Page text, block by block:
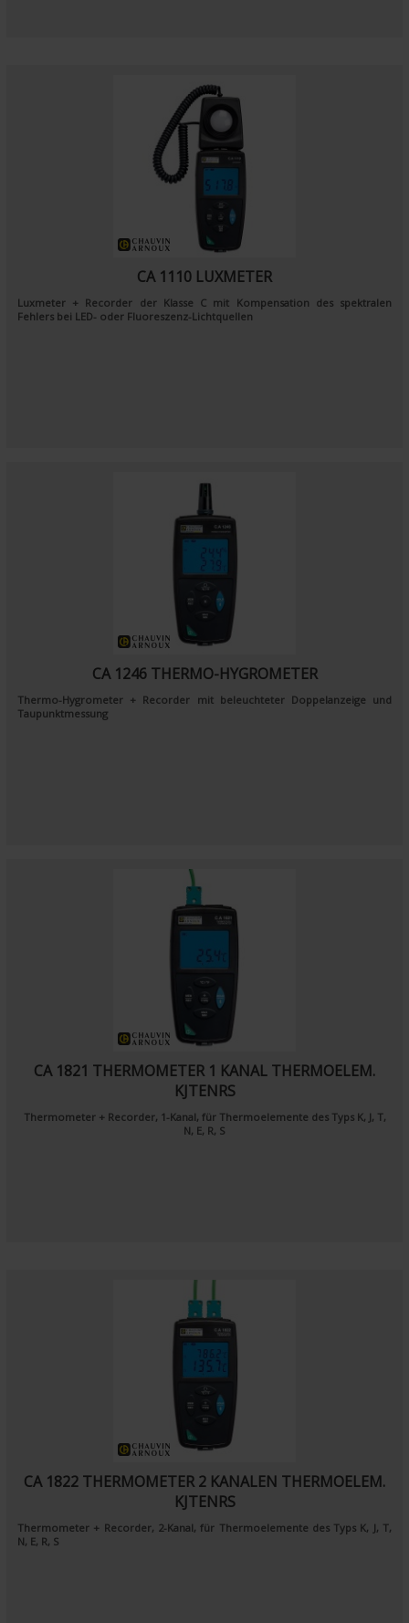
CA 1110 LUXMETER
Luxmeter + Recorder der Klasse C mit Kompensation des spektralen
Fehlers bei LED- oder Fluoreszenz-Lichtquellen
CA 1246 THERMO-HYGROMETER
Thermo-Hygrometer + Recorder mit beleuchteter Doppelanzeige und
Taupunktmessung
CA 1821 THERMOMETER 1 KANAL THERMOELEM.
KJTENRS
Thermometer + Recorder, 1-Kanal, für Thermoelemente des Typs K, J, T,
N, E, R, S
CA 1822 THERMOMETER 2 KANALEN THERMOELEM.
KJTENRS
Thermometer + Recorder, 2-Kanal, für Thermoelemente des Typs K, J, T,
N, E, R, S